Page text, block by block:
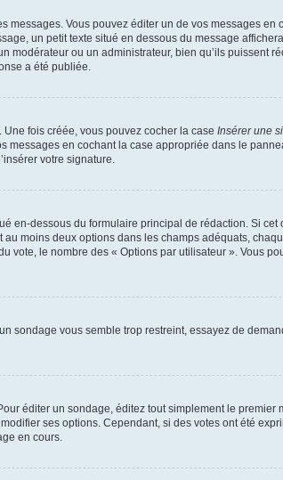
Vous pouvez éditer un de vos messages en
un petit texte situé en dessous du message
modérateur ou un administrateur, bien qu’ils puissent
a été publiée.
fois créée, vous pouvez cocher la case Insérer une
messages en cochant la case appropriée dans le
votre signature.
en-dessous du formulaire principal de rédaction. Si cet
moins deux options dans les champs adéquats,
vote, le nombre des « Options par utilisateur ». Vous
sondage vous semble trop restreint, essayez de
éditer un sondage, éditez tout simplement le premier
ses options. Cependant, si des votes ont été
en cours.